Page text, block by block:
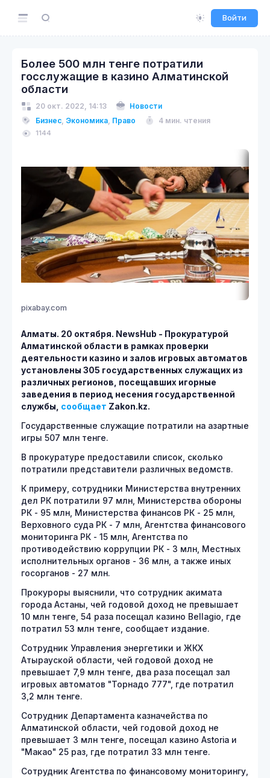
Войти
Более 500 млн тенге потратили
госслужащие в казино Алматинской
области
20 окт. 2022, 14:13
Новости
Бизнес, Экономика, Право 4 мин. чтения
1144
pixabay.com
Алматы. 20 октября. NewsHub - Прокуратурой
Алматинской области в рамках проверки
деятельности казино и залов игровых автоматов
установлены 305 государственных служащих из
различных регионов, посещавших игорные
заведения в период несения государственной
службы, сообщает Zakon.kz.
Государственные служащие потратили на азартные
игры 507 млн тенге.
В прокуратуре предоставили список, сколько
потратили представители различных ведомств.
К примеру, сотрудники Министерства внутренних
дел РК потратили 97 млн, Министерства обороны
РК - 95 млн, Министерства финансов РК - 25 млн,
Верховного суда РК - 7 млн, Агентства финансового
мониторинга РК - 15 млн, Агентства по
противодействию коррупции РК - 3 млн, Местных
исполнительных органов - 36 млн, а также иных
госорганов - 27 млн.
Прокуроры выяснили, что сотрудник акимата
города Астаны, чей годовой доход не превышает
10 млн тенге, 54 раза посещал казино BeIIagio, где
потратил 53 млн тенге, сообщает издание.
Сотрудник Управления энергетики и ЖКХ
Атырауской области, чей годовой доход не
превышает 7,9 млн тенге, два раза посещал зал
игровых автоматов "Торнадо 777", где потратил
3,2 млн тенге.
Сотрудник Департамента казначейства по
Алматинской области, чей годовой доход не
превышает 3 млн тенге, посещал казино Astoria и
"Макао" 25 раз, где потратил 33 млн тенге.
Сотрудник Агентства по финансовому мониторингу,